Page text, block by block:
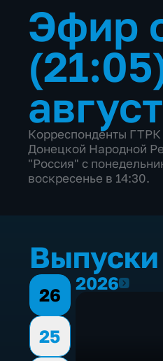
Эфир
Корреспонденты
Донецкой Народной
"Россия" с
воскресенье в 14:30.
Выпуски
26
25
20262026